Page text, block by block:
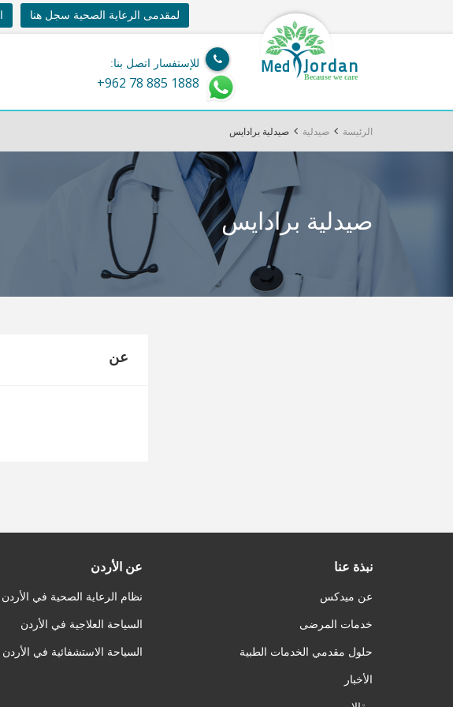
لمقدمى الرعاية الصحية سجل هنا
Med Jordan
Because we care
للإستفسار اتصل بنا:
+962 78 885 1888
الرئيسة صيدلية صيدلية برادايس
صيدلية برادايس
عن
نبذة عنا
عن ميدكس
خدمات المرضى
حلول مقدمي الخدمات الطبية
الأخبار
عن الأردن
نظام الرعاية الصحية في الأردن
السياحة العلاجية في الأردن
السياحة الاستشفائية في الأردن